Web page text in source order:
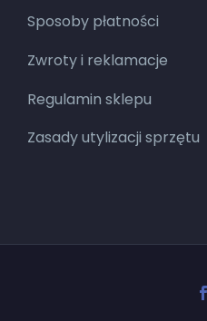
Sposoby płatności
Zwroty i reklamacje
Regulamin sklepu
Zasady utylizacji sprzętu